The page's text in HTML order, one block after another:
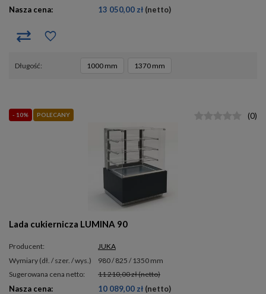
Nasza cena: 13 050,00 zł (netto)
długość 1000 mm 1370 mm
- 10% POLECANY
Lada cukiernicza LUMINA 90
Producent:
JUKA
wymiary (dł. / szer. / wys.)
980 / 825 / 1350 mm
Sugerowana cena netto:
11 210,00 zł(netto)
Nasza cena: 10 089,00 zł (netto)
(0)